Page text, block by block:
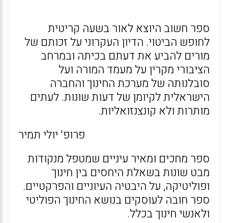
ספר חשוב היוצא לאור בשעה קריטית
לחופש הביטוי. הדיון העקרוני על זכותם של
מורים להביע את דעתם בכיתה ובמרחב
הציבורי מקרין על מעמד המורה ועל
סובלנותה של מערכת החינוך והחברה
הישראלית לקיומן של דעות שונות. לעתים
מותרות ולא קונצנזואליות.
פרופ' יולי תמיר
ספר מחכים ומאיר עיניים שמטפל מנקודות
מבט שונות בשאלת היחסים בין חינוך
ופוליטיקה, על היבטיה העיוניים והפרקטיים.
ספר חובה לעוסקים בנושא החינוך הפוליטי
ולאנשי חינוך בכלל.